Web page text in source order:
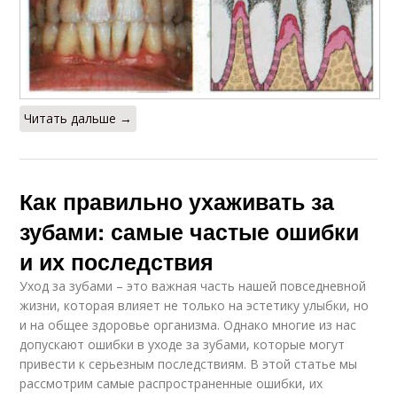
Читать дальше →
Как правильно ухаживать за
зубами: самые частые ошибки
и их последствия
Уход за зубами – это важная часть нашей повседневной
жизни, которая влияет не только на эстетику улыбки, но
и на общее здоровье организма. Однако многие из нас
допускают ошибки в уходе за зубами, которые могут
привести к серьезным последствиям. В этой статье мы
рассмотрим самые распространенные ошибки, их